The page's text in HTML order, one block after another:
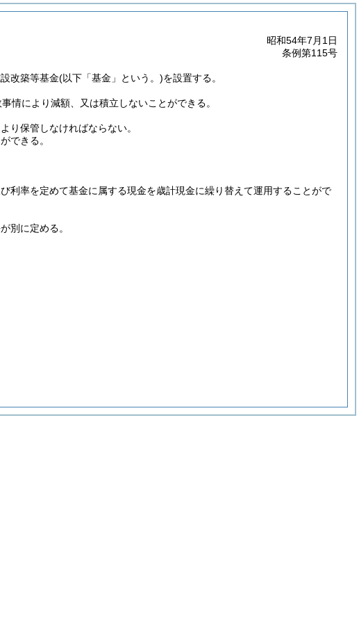
昭和54年7月1日
条例第115号
改築等基金(以下「基金」という。)を設置する。
情により減額、又は積立しないことができる。
り保管しなければならない。
できる。
利率を定めて基金に属する現金を歳計現金に繰り替えて運用することがで
別に定める。